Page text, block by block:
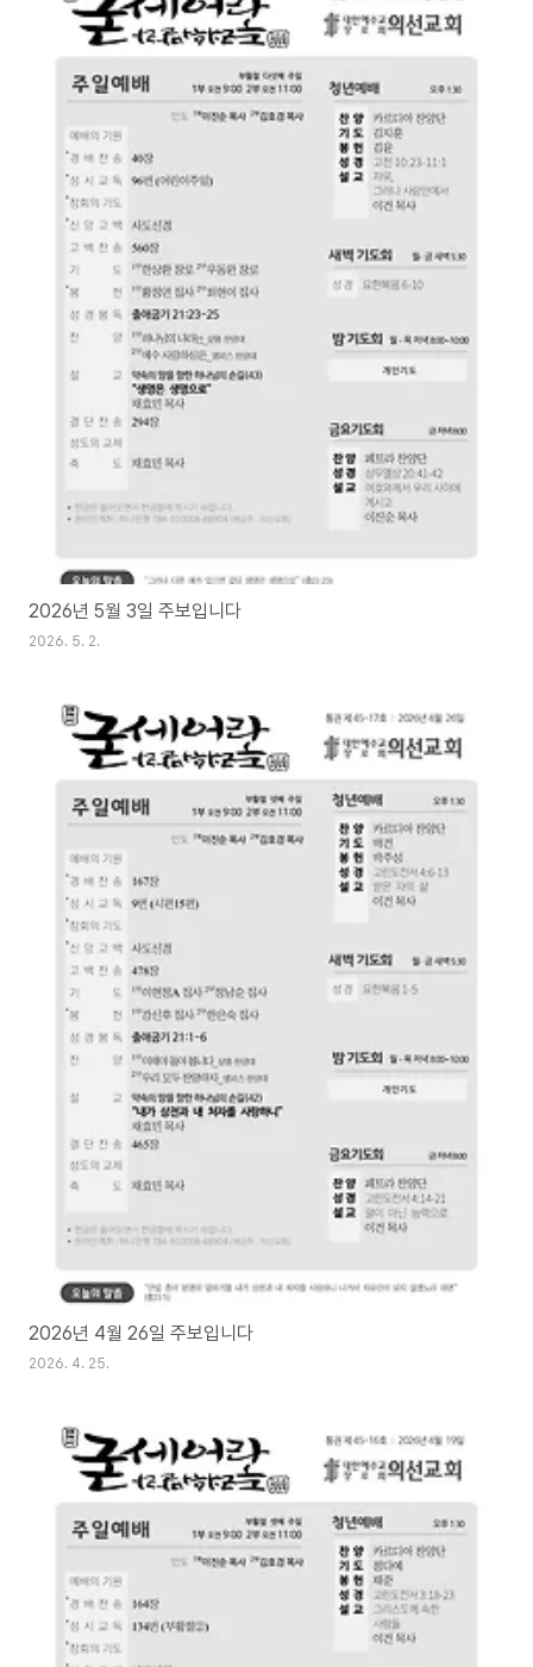
2026년 5월 3일 주보입니다
2026. 5. 2.
2026년 4월 26일 주보입니다
2026. 4. 25.